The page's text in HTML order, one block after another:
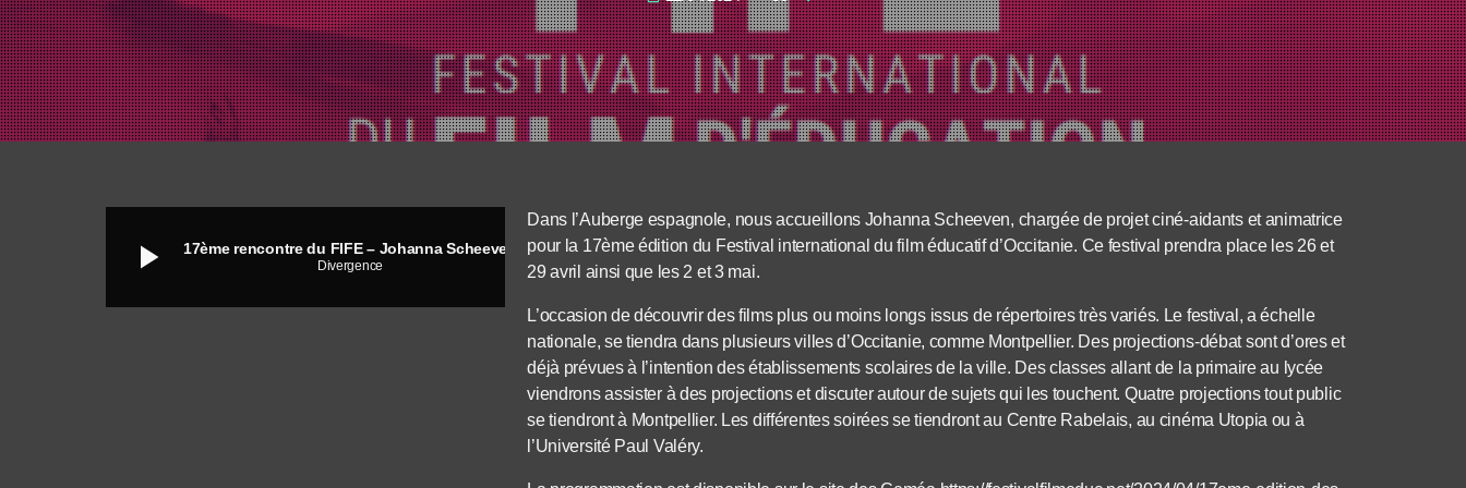
play_arrow 17ème rencontre du FIFE – Johanna Scheeven
Divergence
Dans l’Auberge espagnole, nous accueillons Johanna Scheeven, chargée de projet ciné-aidants et animatrice
pour la 17ème édition du Festival international du film éducatif d’Occitanie. Ce festival prendra place les 26 et
29 avril ainsi que les 2 et 3 mai.
L’occasion de découvrir des films plus ou moins longs issus de répertoires très variés. Le festival, a échelle
nationale, se tiendra dans plusieurs villes d’Occitanie, comme Montpellier. Des projections-débat sont d’ores et
déjà prévues à l’intention des établissements scolaires de la ville. Des classes allant de la primaire au lycée
viendrons assister à des projections et discuter autour de sujets qui les touchent. Quatre projections tout public
se tiendront à Montpellier. Les différentes soirées se tiendront au Centre Rabelais, au cinéma Utopia ou à
l’Université Paul Valéry.